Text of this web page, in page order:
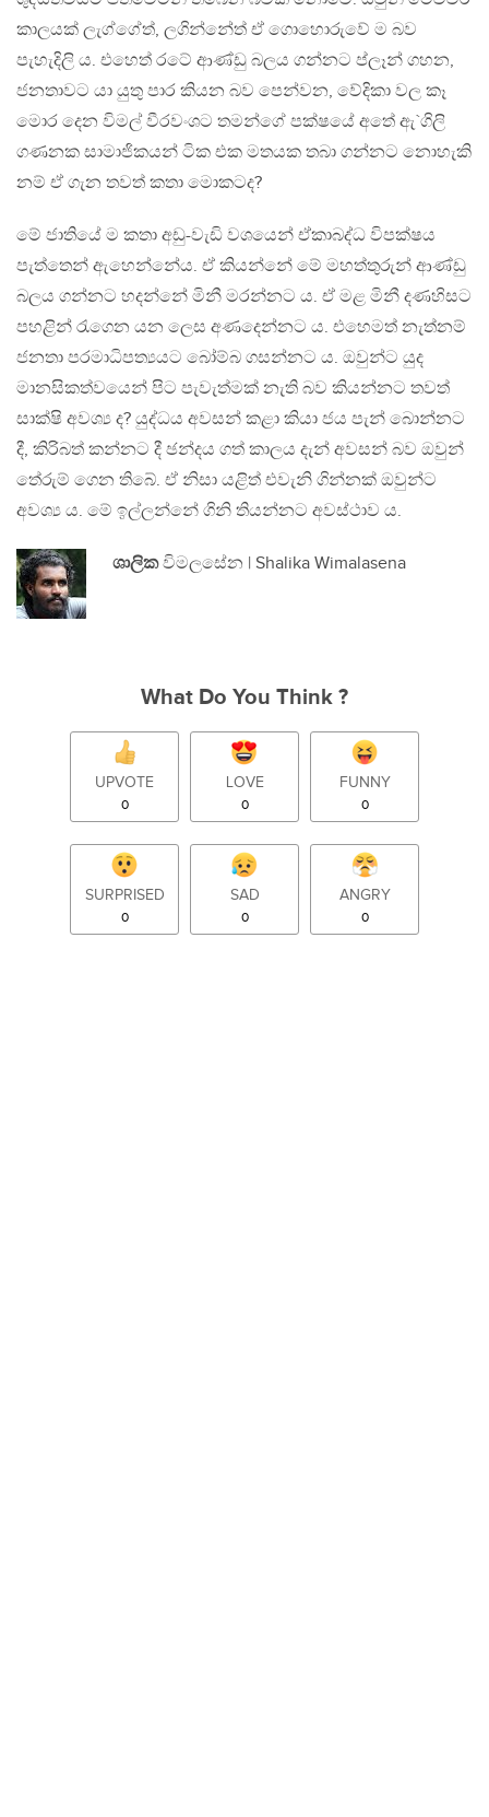
කාලයක් ලැග්ගේත්, ලගින්නේත් ඒ ගොහොරුවේ ම බව
පැහැදිලි ය. එහෙත් රටේ ආණ්ඩු බලය ගන්නට ප්ලෑන් ගහන,
ජනතාවට යා යුතු පාර කියන බව පෙන්වන, වේදිකා වල කෑ
මොර දෙන විමල් වීරවංශට තමන්ගේ පක්ෂයේ අතේ ඇ`ගිලි
ගණනක සාමාජිකයන් ටික එක මතයක තබා ගන්නට නොහැකි
නම් ඒ ගැන තවත් කතා මොකටද?
මේ ජාතියේ ම කතා අඩු-වැඩි වශයෙන් ඒකාබද්ධ විපක්ෂය
පැත්තෙන් ඇහෙන්නේය. ඒ කියන්නේ මේ මහත්තුරුන් ආණ්ඩු
බලය ගන්නට හදන්නේ මිනී මරන්නට ය. ඒ මළ මිනී දණහිසට
පහළින් රැගෙන යන ලෙස අණදෙන්නට ය. එහෙමත් නැත්නම්
ජනතා පරමාධිපත්‍යයට බෝම්බ ගසන්නට ය. ඔවුන්ට යුද
මානසිකත්වයෙන් පිට පැවැත්මක් නැති බව කියන්නට තවත්
සාක්ෂි අවශ්‍ය ද? යුද්ධය අවසන් කළා කියා ජය පැන් බොන්නට
දී, කිරිබත් කන්නට දී ඡන්දය ගත් කාලය දැන් අවසන් බව ඔවුන්
තේරුම් ගෙන තිබේ. ඒ නිසා යළිත් එවැනි ගින්නක් ඔවුන්ට
අවශ්‍ය ය. මේ ඉල්ලන්නේ ගිනි තියන්නට අවස්ථාව ය.
ශාලිකවිමලසේන | Shalika Wimalasena
What Do You Think ?
UPVOTE
0
LOVE
0
FUNNY
0
SURPRISED
0
SAD
0
ANGRY
0